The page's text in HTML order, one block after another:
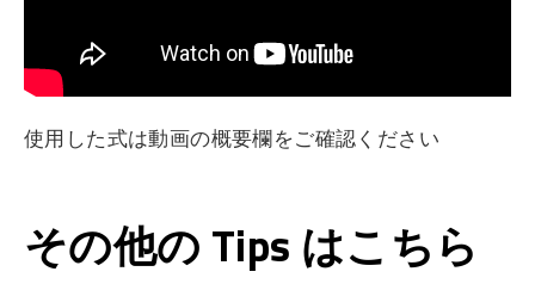
使用した式は動画の概要欄をご確認ください
その他の Tips はこちら